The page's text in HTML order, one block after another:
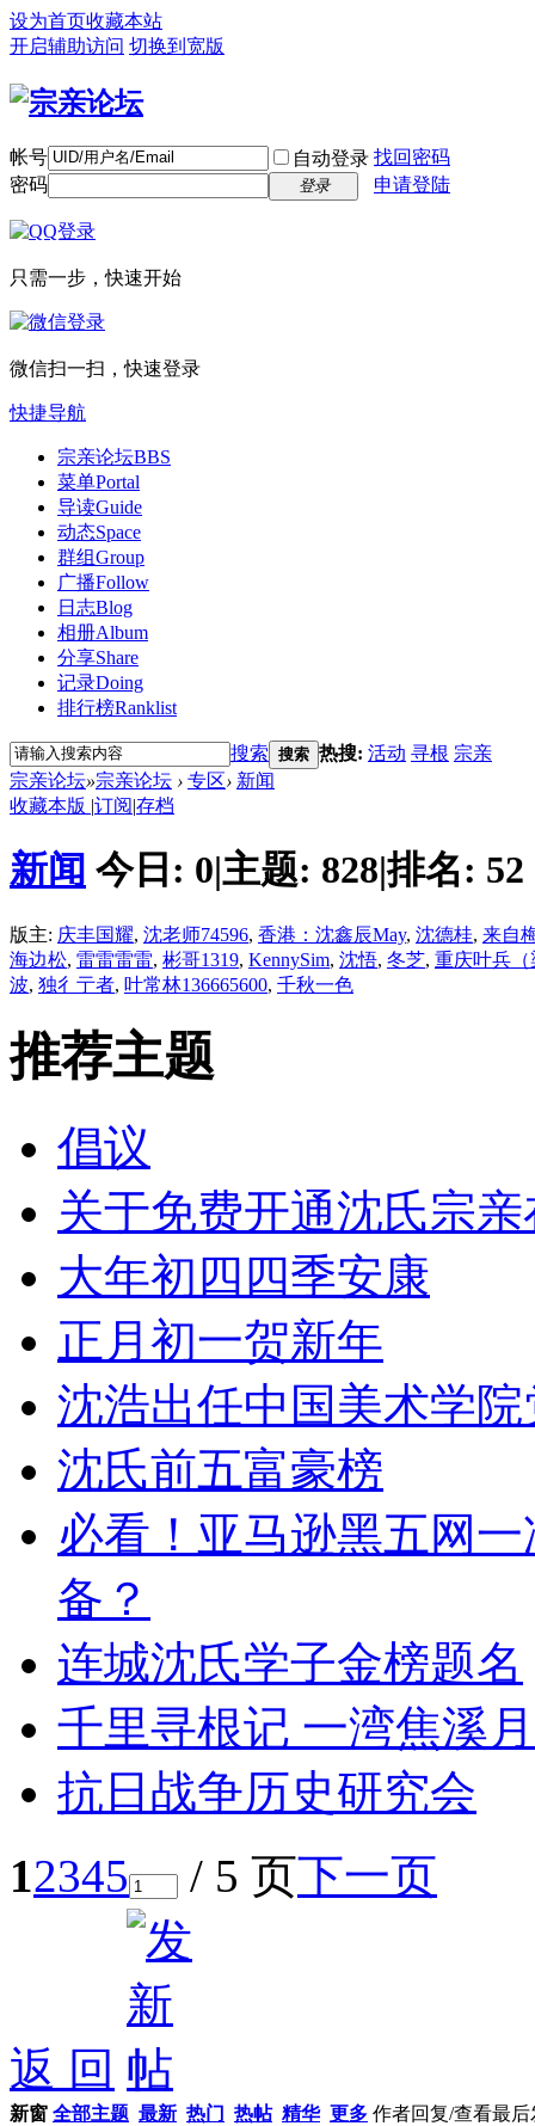
设为首页收藏本站
开启辅助访问 切换到宽版
帐号 自动登录 找回密码
密码
登录 申请登陆
只需一步，快速开始
微信扫一扫，快速登录
快捷导航
宗亲论坛BBS
菜单Portal
导读Guide
动态Space
群组Group
广播Follow
日志Blog
相册Album
分享Share
记录Doing
排行榜Ranklist
搜索 搜索 热搜: 活动 寻根 宗亲
宗亲论坛»宗亲论坛 › 专区› 新闻
收藏本版 |订阅|存档
新闻 今日: 0|主题: 828|排名: 52
版主: 庆丰国耀, 沈老师74596, 香港：沈鑫辰May, 沈德桂, 来自
海边松, 雷雷雷雷, 彬哥1319, KennySim, 沈悟, 冬芝, 重庆叶兵（
波, 独彳亍者, 叶常林136665600, 千秋一色
推荐主题
倡议
关于免费开通沈氏宗
大年初四四季安康
正月初一贺新年
沈浩出任中国美术学
沈氏前五富豪榜
必看！亚马逊黑五网
备？
连城沈氏学子金榜题名
千里寻根记 一湾焦溪
抗日战争历史研究会
12345 / 5 页下一页
返 回
新窗 全部主题 最新 热门 热帖 精华 更多 作者回复/查看最后